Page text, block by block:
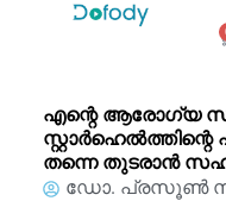
ഉള്ളടക്കത്തിലേക്ക്
എന്റെ ആരോഗ്യ
തന്നെ തുടരാൻ
ഡോ. പ്രസൂൺ